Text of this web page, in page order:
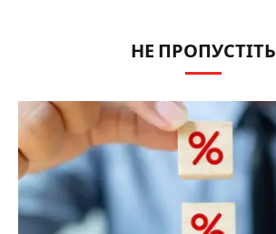
НЕ ПРОПУСТІТЬ